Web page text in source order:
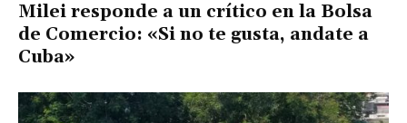
Milei responde a un crítico en la Bolsa
de Comercio: «Si no te gusta, andate a
Cuba»